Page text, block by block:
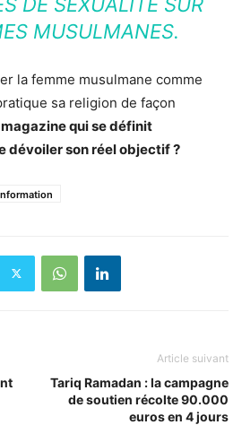
MUSULMANES.
la femme musulmane comme
sa religion de façon
qui se définit
dévoiler son réel objectif ?
Article suivant
Tariq Ramadan : la campagne
de soutien récolte 90.000
euros en 4 jours